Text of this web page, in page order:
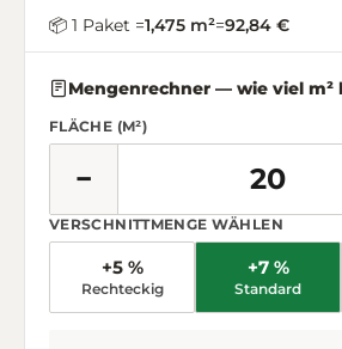
📦 1 Paket =1,475 m²=92,84 €
Mengenrechner — wie viel m²
FLÄCHE (M²)
−
VERSCHNITTMENGE WÄHLEN
+5 %
Rechteckig
+7 %
Standard